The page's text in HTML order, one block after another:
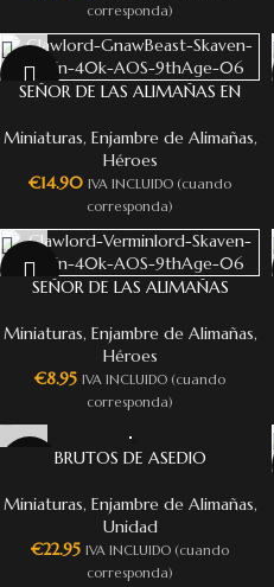
corresponda)
NEW
SEÑOR DE LAS ALIMAÑAS EN
Miniaturas, Enjambre de Alimañas,
Héroes
€14.90 IVA INCLUIDO (cuando
corresponda)
SEÑOR DE LAS ALIMAÑAS
Miniaturas, Enjambre de Alimañas,
Héroes
€8.95 IVA INCLUIDO (cuando
corresponda)
BRUTOS DE ASEDIO
Miniaturas, Enjambre de Alimañas,
Unidad
€22.95 IVA INCLUIDO (cuando
corresponda)